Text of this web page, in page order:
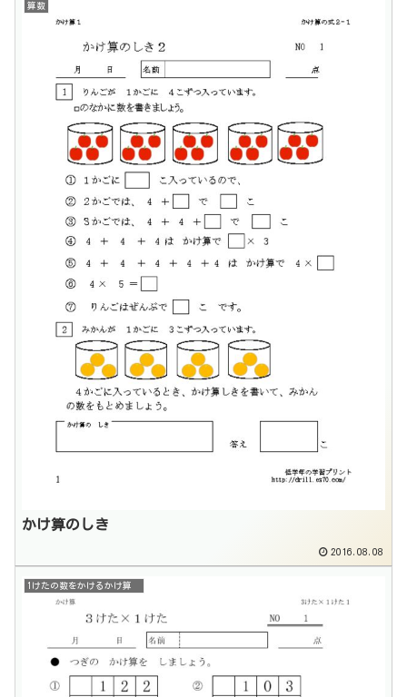
算数
かけ算のしき
2016.08.08
1けたの数をかけるかけ算